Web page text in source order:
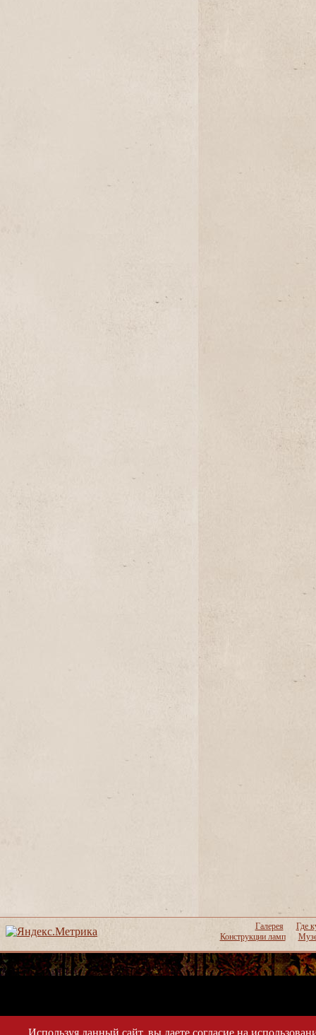
Галерея
Где
Конструкции ламп
Используя данный сайт, вы даете согласие на